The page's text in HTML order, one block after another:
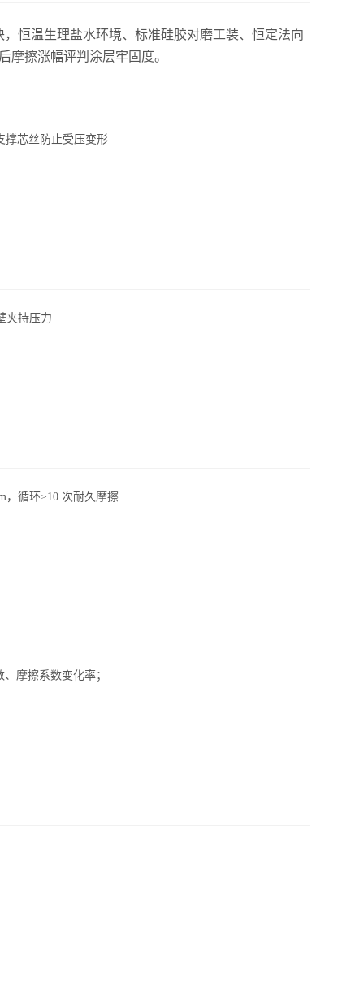
恒温生理盐水环境、标准硅胶对磨工装、恒定法向
摩擦涨幅评判涂层牢固度。
撑芯丝防止受压变形
夹持压力
，循环≥10 次耐久摩擦
、摩擦系数变化率；